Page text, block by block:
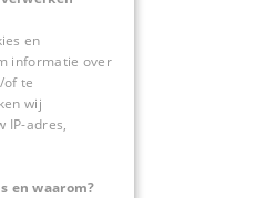
en
informatie over
of te
wij
IP-adres,
en waarom?